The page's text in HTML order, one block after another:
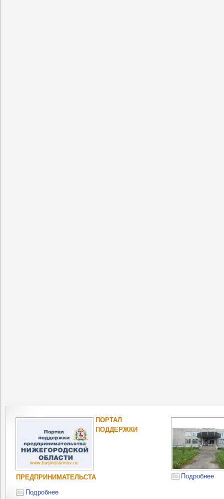
ПОРТАЛ
ПОДДЕРЖКИ
ПРЕДПРИНИМАТЕЛЬСТА
Подробнее
Подробнее